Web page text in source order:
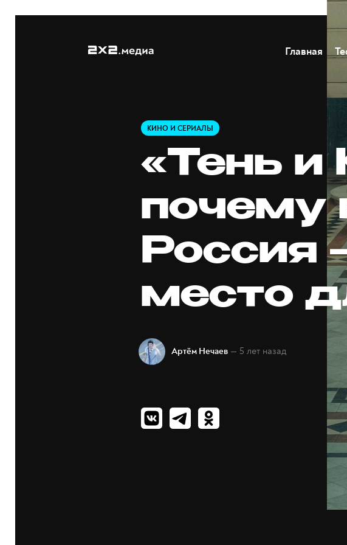
Главная
КИНО И СЕРИАЛЫ
«Тень и
почему
Россия
место
Артём Нечаев — 5 лет назад